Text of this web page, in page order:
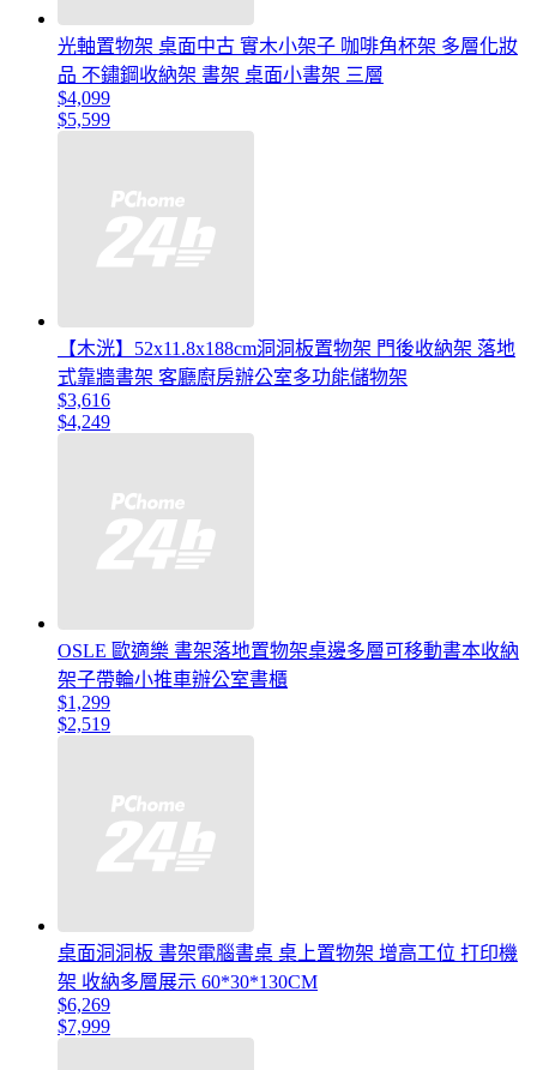
光軸置物架 桌面中古 實木小架子 咖啡角杯架 多層化妝
品 不鏽鋼收納架 書架 桌面小書架 三層
$4,099
$5,599
【木洸】52x11.8x188cm洞洞板置物架 門後收納架 落地
式靠牆書架 客廳廚房辦公室多功能儲物架
$3,616
$4,249
OSLE 歐適樂 書架落地置物架桌邊多層可移動書本收納
架子帶輪小推車辦公室書櫃
$1,299
$2,519
桌面洞洞板 書架電腦書桌 桌上置物架 增高工位 打印機
架 收納多層展示 60*30*130CM
$6,269
$7,999